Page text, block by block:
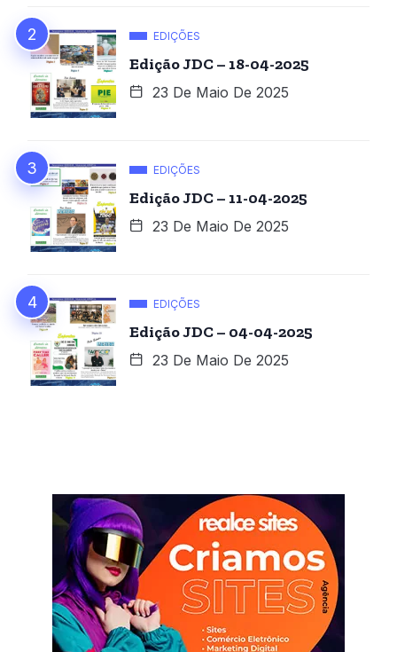
EDIÇÕES
Edição JDC – 18-04-2025
23 De Maio De 2025
EDIÇÕES
Edição JDC – 11-04-2025
23 De Maio De 2025
EDIÇÕES
Edição JDC – 04-04-2025
23 De Maio De 2025